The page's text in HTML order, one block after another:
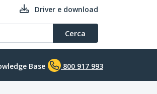
Driver e download
Cerca
Base 800 917 993